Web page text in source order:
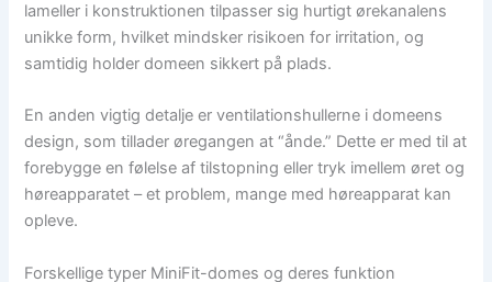
lameller i konstruktionen tilpasser sig hurtigt ørekanalens
unikke form, hvilket mindsker risikoen for irritation, og
samtidig holder domeen sikkert på plads.
En anden vigtig detalje er ventilationshullerne i domeens
design, som tillader øregangen at “ånde.” Dette er med til at
forebygge en følelse af tilstopning eller tryk imellem øret og
høreapparatet – et problem, mange med høreapparat kan
opleve.
Forskellige typer MiniFit-domes og deres funktion